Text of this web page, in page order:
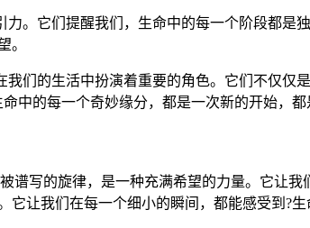
。它们提醒我们，生命中的每一个阶段都
。
们的生活中扮演着重要的角色。它们不仅仅
中的每一个奇妙缘分，都是一次新的开始，都
谱写的旋律，是一种充满希望的力量。它让
让我们在每一个细小的瞬间，都能感受到?生